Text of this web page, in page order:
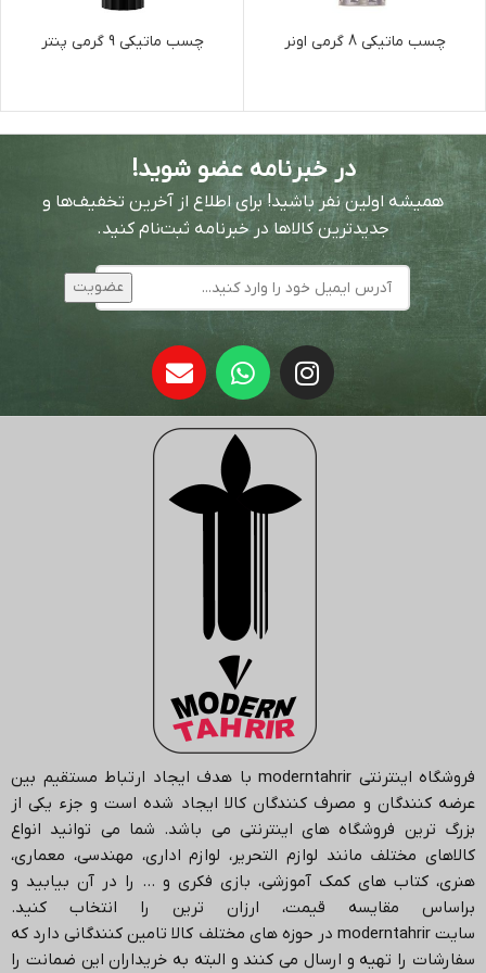
چسب ماتیکی 8 گرمی اونر چسب ماتیکی 9 گرمی پنتر
در خبرنامه عضو شوید!
همیشه اولین نفر باشید! برای اطلاع از آخرین تخفیف‌ها و
جدیدترین کالاها در خبرنامه ثبت‌نام کنید.
فروشگاه اینترنتی moderntahrir با هدف ایجاد ارتباط مستقیم بین
عرضه کنندگان و مصرف کنندگان کالا ایجاد شده است و جزء یکی از
بزرگ ترین فروشگاه های اینترنتی می باشد. شما می توانید انواع
کالاهای مختلف مانند لوازم التحریر، لوازم اداری، مهندسی، معماری،
هنری، کتاب های کمک آموزشی، بازی فکری و … را در آن بیابید و
براساس مقایسه قیمت، ارزان ترین را انتخاب کنید.
سایتmoderntahrir در حوزه های مختلف کالا تامین کنندگانی دارد که
سفارشات را تهیه و ارسال می کنند و البته به خریداران این ضمانت را